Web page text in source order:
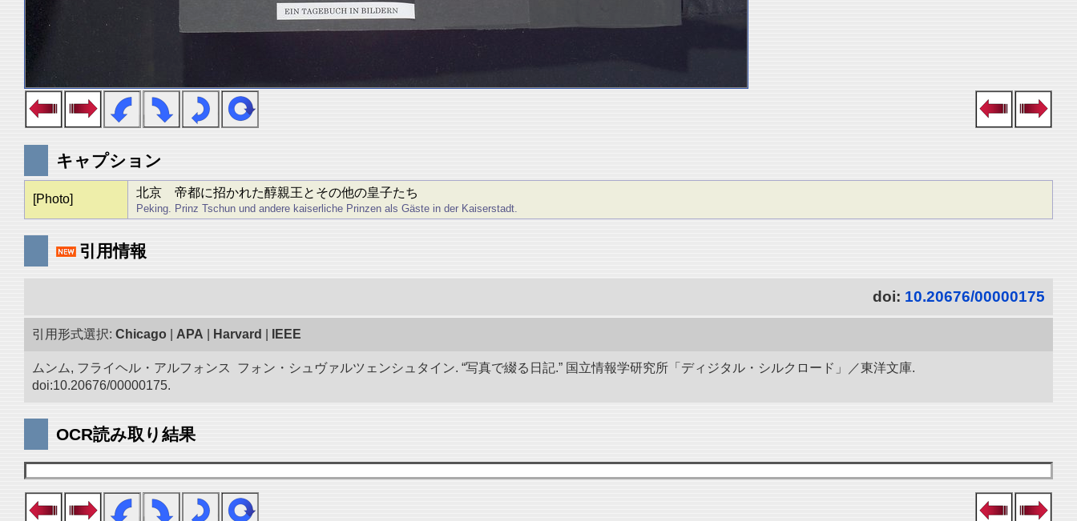
キャプション
[Photo] 北京 帝都に招かれた醇親王とその他の皇子たち
Peking. Prinz Tschun und andere kaiserliche Prinzen als Gäste in der Kaiserstadt.
引用情報
doi: 10.20676/00000175
引用形式選択: Chicago APA Harvard IEEE
ムンム, フライヘル・アルフォンス フォン・シュヴァルツェンシュタイン. “写真で綴る日記.” 国立情報学研究所「ディジタル・シルクロード」／東洋文庫.
doi:10.20676/00000175.
OCR読み取り結果